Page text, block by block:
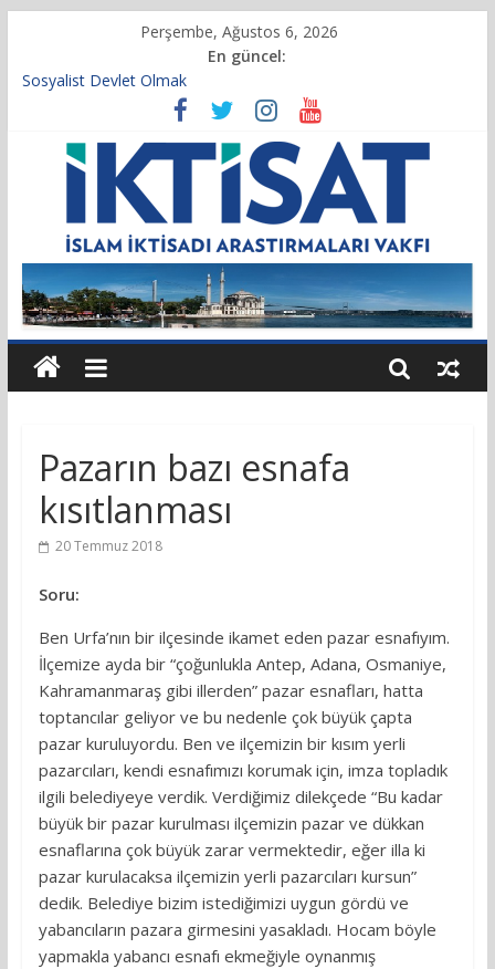
Perşembe, Ağustos 6, 2026
En güncel:
Sosyalist Devlet Olmak
Vakıf Başkanımız Prof. Dr. Servet BAYINDIR, 10.04.2025 tarihli
Cumhurbaşkanlığı Kararnamesi’nin 21’inci maddesi gereğince
yeniden atandı.
Kur’an’da İktisadi Hayat
Finansı Yönetmek…
Tulumbanın Suyu
Pazarın bazı esnafa
kısıtlanması
20 Temmuz 2018
Soru:
Ben Urfa’nın bir ilçesinde ikamet eden pazar esnafıyım.
İlçemize ayda bir “çoğunlukla Antep, Adana, Osmaniye,
Kahramanmaraş gibi illerden” pazar esnafları, hatta
toptancılar geliyor ve bu nedenle çok büyük çapta
pazar kuruluyordu. Ben ve ilçemizin bir kısım yerli
pazarcıları, kendi esnafımızı korumak için, imza topladık
ilgili belediyeye verdik. Verdiğimiz dilekçede “Bu kadar
büyük bir pazar kurulması ilçemizin pazar ve dükkan
esnaflarına çok büyük zarar vermektedir, eğer illa ki
pazar kurulacaksa ilçemizin yerli pazarcıları kursun”
dedik. Belediye bizim istediğimizi uygun gördü ve
yabancıların pazara girmesini yasakladı. Hocam böyle
yapmakla yabancı esnafı ekmeğiyle oynanmış